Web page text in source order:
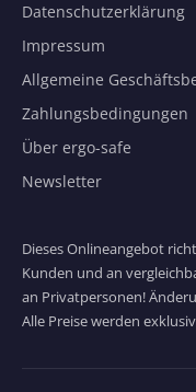
Datenschutzerklärung
Impressum
Allgemeine
Zahlungsbedingungen
Über ergo-safe
Newsletter
Dieses Onlineangebot
Kunden und an
an Privatpersonen!
Alle Preise werden